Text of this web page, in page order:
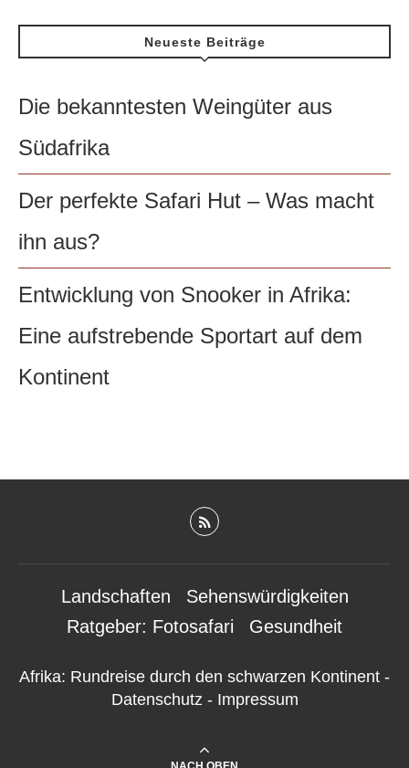
Neueste Beiträge
Die bekanntesten Weingüter aus
Südafrika
Der perfekte Safari Hut – Was macht
ihn aus?
Entwicklung von Snooker in Afrika:
Eine aufstrebende Sportart auf dem
Kontinent
Landschaften
Sehenswürdigkeiten
Ratgeber: Fotosafari
Gesundheit
Afrika: Rundreise durch den schwarzen Kontinent -
Datenschutz - Impressum